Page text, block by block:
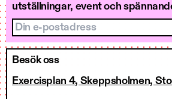
utställningar, event och
Din e-postadress
Besök oss
Exercisplan 4, Skeppsholmen,